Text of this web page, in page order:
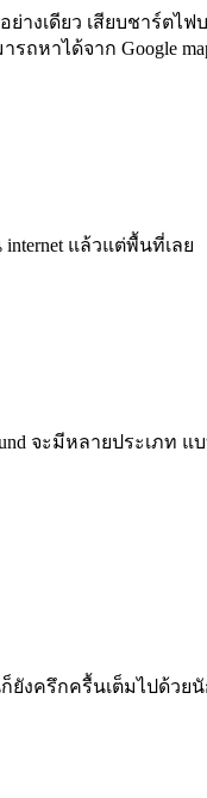
างเดียว เสียบชาร์ต
ถหาได้จาก Google
แล้วแต่พื้นที่เลย
จะมีหลายประเภ
งครึกครื้นเต็มไปด้ว